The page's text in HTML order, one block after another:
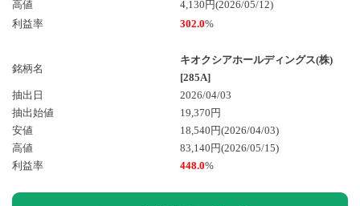
高値
4,130円(2026/05/12)
利益率
302.0%
銘柄名
キオクシアホールディングス(株)
[285A]
抽出日
2026/04/03
抽出始値
19,370円
安値
18,540円(2026/04/03)
高値
83,140円(2026/05/15)
利益率
448.0%